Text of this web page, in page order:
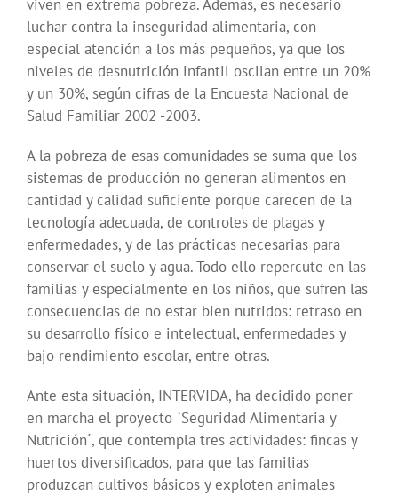
viven en extrema pobreza. Además, es necesario
luchar contra la inseguridad alimentaria, con
especial atención a los más pequeños, ya que los
niveles de desnutrición infantil oscilan entre un 20%
y un 30%, según cifras de la Encuesta Nacional de
Salud Familiar 2002 -2003.
A la pobreza de esas comunidades se suma que los
sistemas de producción no generan alimentos en
cantidad y calidad suficiente porque carecen de la
tecnología adecuada, de controles de plagas y
enfermedades, y de las prácticas necesarias para
conservar el suelo y agua. Todo ello repercute en las
familias y especialmente en los niños, que sufren las
consecuencias de no estar bien nutridos: retraso en
su desarrollo físico e intelectual, enfermedades y
bajo rendimiento escolar, entre otras.
Ante esta situación, INTERVIDA, ha decidido poner
en marcha el proyecto `Seguridad Alimentaria y
Nutrición´, que contempla tres actividades: fincas y
huertos diversificados, para que las familias
produzcan cultivos básicos y exploten animales